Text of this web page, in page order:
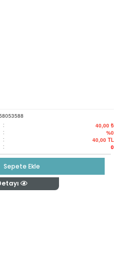
: 40,00 ₺
: %0
: 40,00 TL
: 0
Sepete Ekle